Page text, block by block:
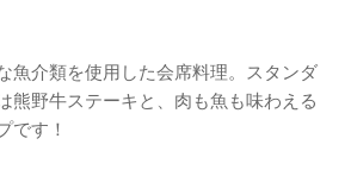
魚介類を使用した会席料理。スタンダ
熊野牛ステーキと、肉も魚も味わえる
です！